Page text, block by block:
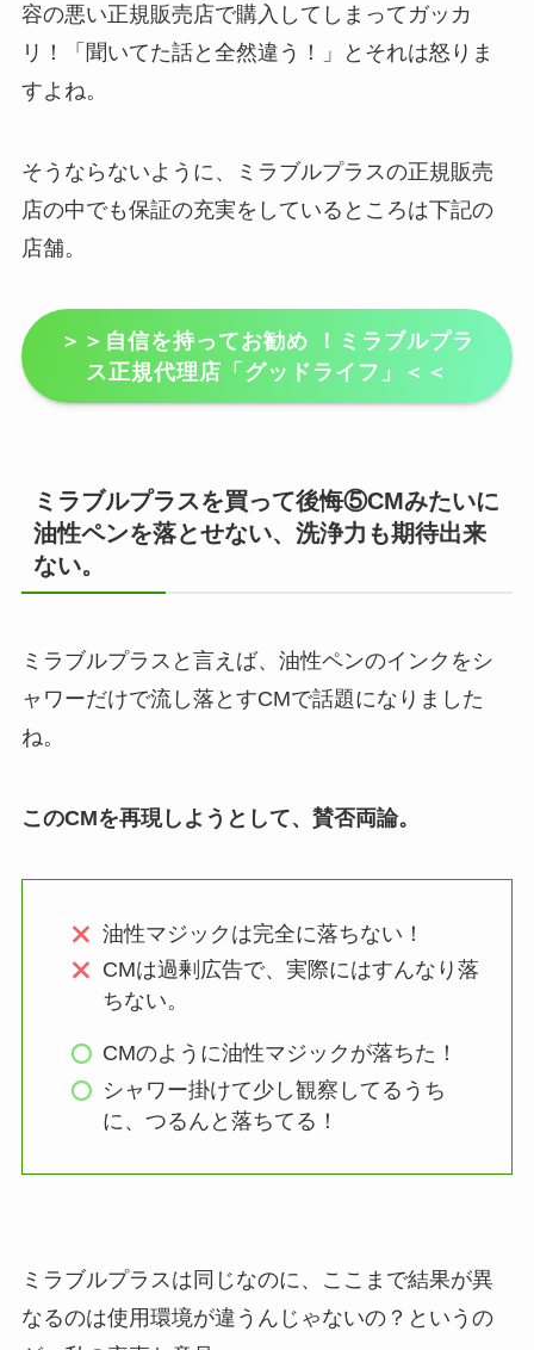
容の悪い正規販売店で購入してしまってガッカ
リ！「聞いてた話と全然違う！」とそれは怒りま
すよね。
そうならないように、ミラブルプラスの正規販売
店の中でも保証の充実をしているところは下記の
店舗。
＞＞自信を持ってお勧め ！ミラブルプラ
ス正規代理店「グッドライフ」＜＜
ミラブルプラスを買って後悔⑤CMみたいに
油性ペンを落とせない、洗浄力も期待出来
ない。
ミラブルプラスと言えば、油性ペンのインクをシ
ャワーだけで流し落とすCMで話題になりました
ね。
このCMを再現しようとして、賛否両論。
油性マジックは完全に落ちない！
CMは過剰広告で、実際にはすんなり落
ちない。
CMのように油性マジックが落ちた！
シャワー掛けて少し観察してるうち
に、つるんと落ちてる！
ミラブルプラスは同じなのに、ここまで結果が異
なるのは使用環境が違うんじゃないの？というの